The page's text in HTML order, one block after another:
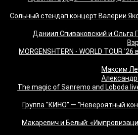
"Сольный стендап концерт Валерии
"Даниил Спиваковский и Ольга
MORGENSHTERN - WORLD TOUR
Максим
"The magic of Sanremo and Loboda
Группа "КИНО" — "Невероятный
Макаревич и Белый: